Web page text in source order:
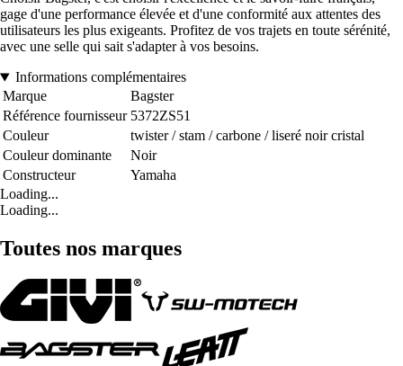
gage d'une performance élevée et d'une conformité aux attentes des
utilisateurs les plus exigeants. Profitez de vos trajets en toute sérénité,
avec une selle qui sait s'adapter à vos besoins.
Informations complémentaires
Marque
Bagster
Référence fournisseur 5372ZS51
Couleur
twister / stam / carbone / liseré noir cristal
Couleur dominante
Noir
Constructeur
Yamaha
Loading...
Loading...
Toutes nos marques